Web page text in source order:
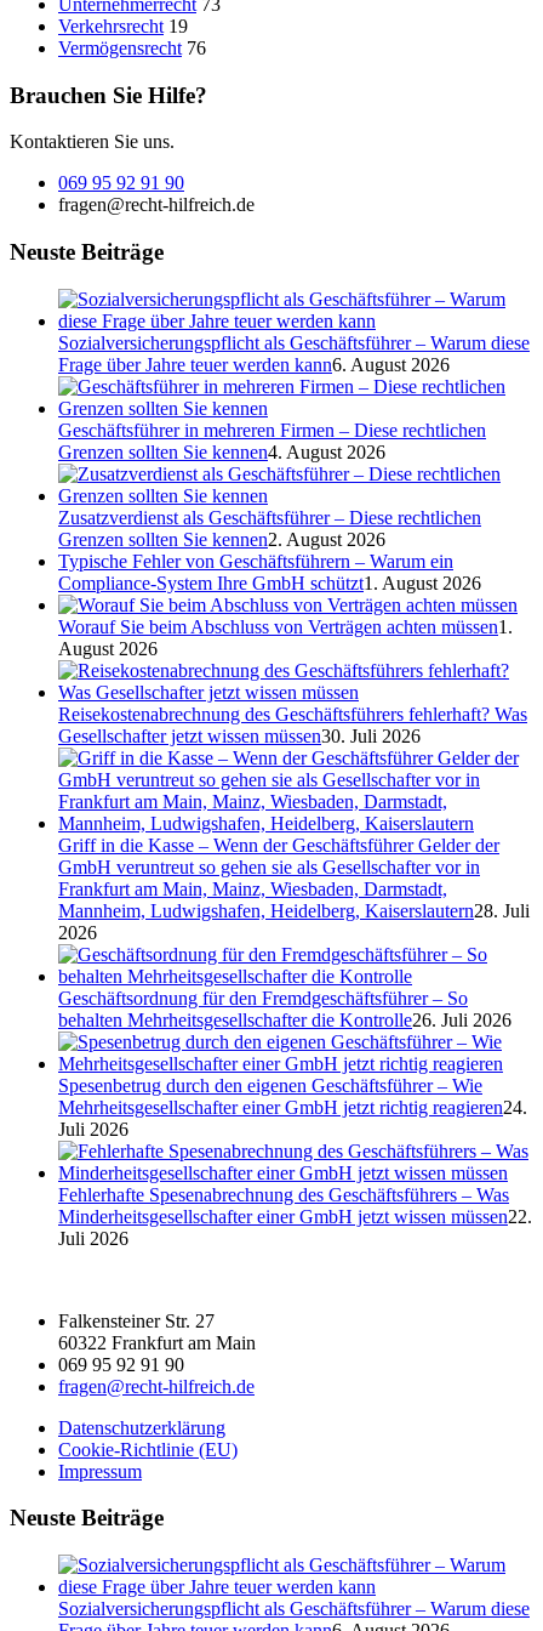
Verkehrsrecht 19
Vermögensrecht 76
Brauchen Sie Hilfe?
Kontaktieren Sie uns.
069 95 92 91 90
fragen@recht-hilfreich.de
Neuste Beiträge
Sozialversicherungspflicht als Geschäftsführer – Warum diese
Frage über Jahre teuer werden kann6. August 2026
Geschäftsführer in mehreren Firmen – Diese rechtlichen
Grenzen sollten Sie kennen4. August 2026
Zusatzverdienst als Geschäftsführer – Diese rechtlichen
Grenzen sollten Sie kennen2. August 2026
Typische Fehler von Geschäftsführern – Warum ein
Compliance-System Ihre GmbH schützt1. August 2026
Worauf Sie beim Abschluss von Verträgen achten müssen1.
August 2026
Reisekostenabrechnung des Geschäftsführers fehlerhaft? Was
Gesellschafter jetzt wissen müssen30. Juli 2026
Griff in die Kasse – Wenn der Geschäftsführer Gelder der
GmbH veruntreut so gehen sie als Gesellschafter vor in
Frankfurt am Main, Mainz, Wiesbaden, Darmstadt,
Mannheim, Ludwigshafen, Heidelberg, Kaiserslautern28. Juli
2026
Geschäftsordnung für den Fremdgeschäftsführer – So
behalten Mehrheitsgesellschafter die Kontrolle26. Juli 2026
Spesenbetrug durch den eigenen Geschäftsführer – Wie
Mehrheitsgesellschafter einer GmbH jetzt richtig reagieren24.
Juli 2026
Fehlerhafte Spesenabrechnung des Geschäftsführers – Was
Minderheitsgesellschafter einer GmbH jetzt wissen müssen22.
Juli 2026
Falkensteiner Str. 27
60322 Frankfurt am Main
069 95 92 91 90
fragen@recht-hilfreich.de
Datenschutzerklärung
Cookie-Richtlinie (EU)
Impressum
Neuste Beiträge
Sozialversicherungspflicht als Geschäftsführer – Warum diese